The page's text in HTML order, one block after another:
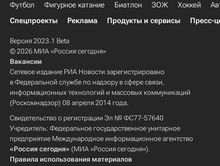
Футбол Фигурное катание Биатлон ЗОЖ Хоккей
Спецпроекты
Реклама Продукты и сервисы Пресс-
Версия 2023.1 Beta
© 2026 МИА «Россия сегодня»
Вакансии
Сетевое издание РИА Новости зарегистрировано
в Федеральной службе по надзору в сфере связи,
информационных технологий и массовых коммуникаций
(Роскомнадзор) 08 апреля 2014 года.
Свидетельство о регистрации Эл № ФС77-57640
Учредитель: Федеральное государственное унитарное
предприятие Международное информационное агентство
«Россия сегодня» (МИА «Россия сегодня»).
Правила использования материалов